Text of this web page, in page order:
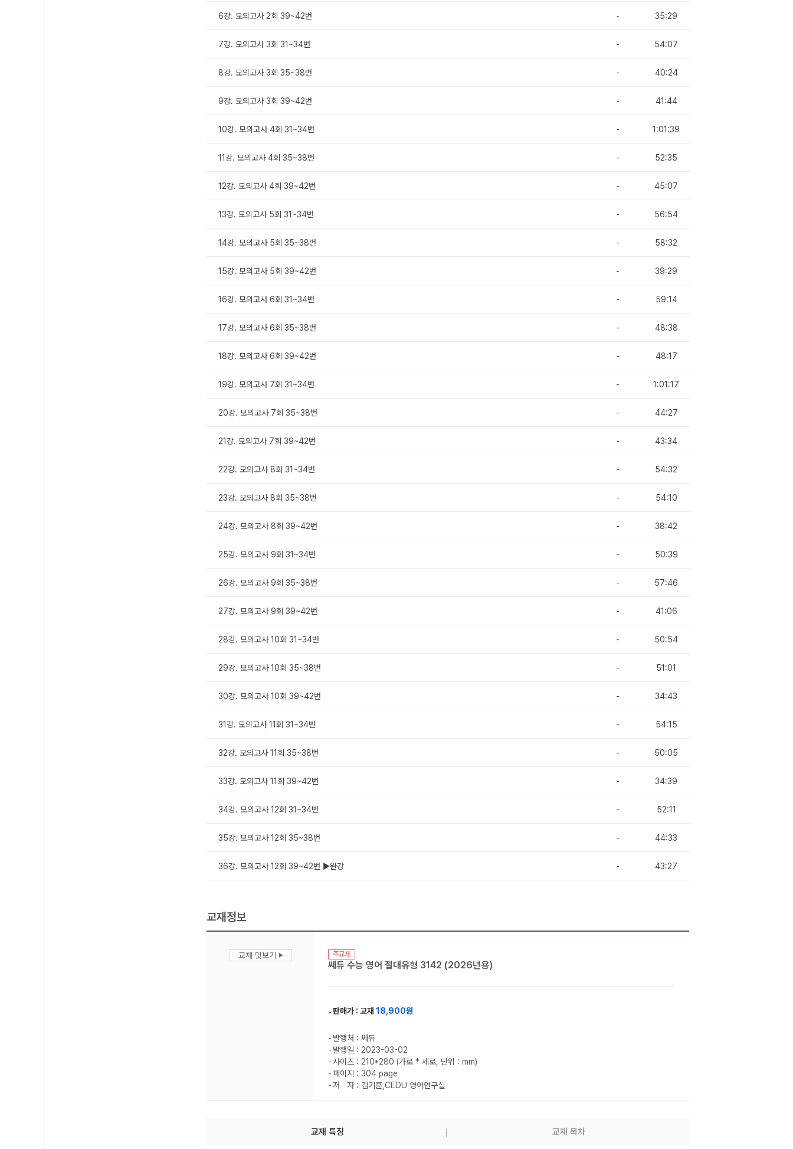
6강. 모의고사 2회 39~42번 - 35:29
7강. 모의고사 3회 31~34번 - 54:07
8강. 모의고사 3회 35~38번 - 40:24
9강. 모의고사 3회 39~42번 - 41:44
10강. 모의고사 4회 31~34번 - 1:01:39
11강. 모의고사 4회 35~38번 - 52:35
12강. 모의고사 4회 39~42번 - 45:07
13강. 모의고사 5회 31~34번 - 56:54
14강. 모의고사 5회 35~38번 - 58:32
15강. 모의고사 5회 39~42번 - 39:29
16강. 모의고사 6회 31~34번 - 59:14
17강. 모의고사 6회 35~38번 - 48:38
18강. 모의고사 6회 39~42번 - 48:17
19강. 모의고사 7회 31~34번 - 1:01:17
20강. 모의고사 7회 35~38번 - 44:27
21강. 모의고사 7회 39~42번 - 43:34
22강. 모의고사 8회 31~34번 - 54:32
23강. 모의고사 8회 35~38번 - 54:10
24강. 모의고사 8회 39~42번 - 38:42
25강. 모의고사 9회 31~34번 - 50:39
26강. 모의고사 9회 35~38번 - 57:46
27강. 모의고사 9회 39~42번 - 41:06
28강. 모의고사 10회 31~34번 - 50:54
29강. 모의고사 10회 35~38번 - 51:01
30강. 모의고사 10회 39~42번 - 34:43
31강. 모의고사 11회 31~34번 - 54:15
32강. 모의고사 11회 35~38번 - 50:05
33강. 모의고사 11회 39~42번 - 34:39
34강. 모의고사 12회 31~34번 - 52:11
35강. 모의고사 12회 35~38번 - 44:33
36강. 모의고사 12회 39~42번 ▶완강 - 43:27
교재정보
교재 맛보기 ▶ 주교재
쎄듀 수능 영어 절대유형 3142 (2026년용)
판매가 : 교재 18,900원
발행처 : 쎄듀
발행일 : 2023-03-02
사이즈 : 210*280 (가로 * 세로, 단위 : mm)
페이지 : 304 page
저 자 : 김기훈,CEDU 영어연구실
교재 특징 교재 목차